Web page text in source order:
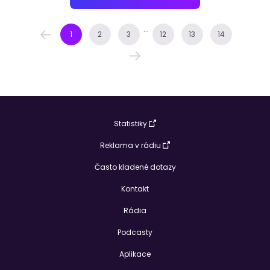
1 2 3 ... 12 13 14
Statistiky
Reklama v rádiu
Často kladené dotazy
Kontakt
Rádia
Podcasty
Aplikace